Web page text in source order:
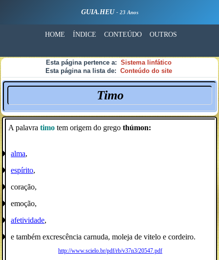
GUIA.HEU - 23 Anos
HOME ÍNDICE CONTEÚDO OUTROS
Esta página pertence a: Sistema linfático
Esta página na lista de: Conteúdo do site
Timo
A palavra timo tem origem do grego thúmon:
alma,
espírito,
coração,
emoção,
afetividade,
e também excrescência carnuda, moleja de vitelo e cordeiro.
http://www.scielo.br/pdf/rb/v37n3/20547.pdf